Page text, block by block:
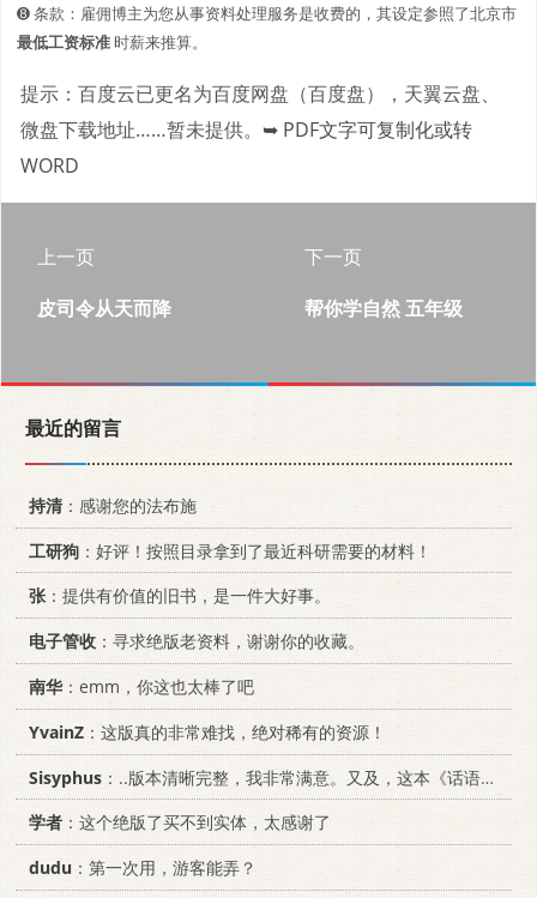
➑ 条款：雇佣博主为您从事资料处理服务是收费的，其设定参照了北京市
最低工资标准时薪来推算。
提示：百度云已更名为百度网盘（百度盘），天翼云盘、
微盘下载地址……暂未提供。 ➥ PDF文字可复制化或转
WORD
上一页
皮司令从天而降
下一页
帮你学自然 五年级
最近的留言
持清：感谢您的法布施
工研狗 ：好评！按照目录拿到了最近科研需要的材料！
张：提供有价值的旧书，是一件大好事。
电子管收 ：寻求绝版老资料，谢谢你的收藏。
南华 ：emm，你这也太棒了吧
YvainZ ：这版真的非常难找，绝对稀有的资源！
Sisyphus ：..版本清晰完整，我非常满意。又及，这本《话语的真相》...
学者 ：这个绝版了买不到实体，太感谢了
dudu ：第一次用，游客能弄？